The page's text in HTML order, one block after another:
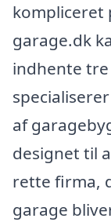
kompliceret
garage.dk
indhente
af
designet til
rette firma,
garage